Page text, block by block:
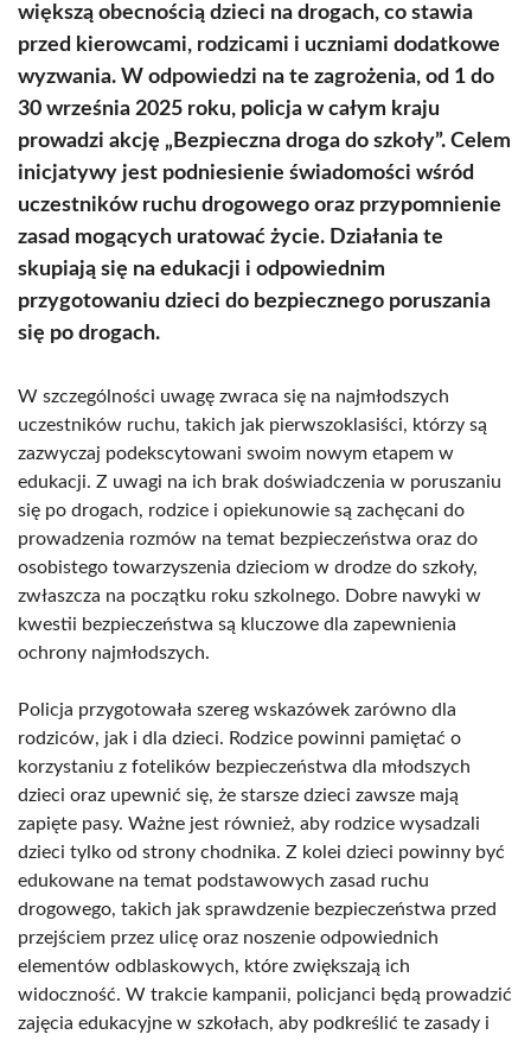
większą obecnością dzieci na drogach, co stawia
przed kierowcami, rodzicami i uczniami dodatkowe
wyzwania. W odpowiedzi na te zagrożenia, od 1 do
30 września 2025 roku, policja w całym kraju
prowadzi akcję „Bezpieczna droga do szkoły”. Celem
inicjatywy jest podniesienie świadomości wśród
uczestników ruchu drogowego oraz przypomnienie
zasad mogących uratować życie. Działania te
skupiają się na edukacji i odpowiednim
przygotowaniu dzieci do bezpiecznego poruszania
się po drogach.
W szczególności uwagę zwraca się na najmłodszych
uczestników ruchu, takich jak pierwszoklasiści, którzy są
zazwyczaj podekscytowani swoim nowym etapem w
edukacji. Z uwagi na ich brak doświadczenia w poruszaniu
się po drogach, rodzice i opiekunowie są zachęcani do
prowadzenia rozmów na temat bezpieczeństwa oraz do
osobistego towarzyszenia dzieciom w drodze do szkoły,
zwłaszcza na początku roku szkolnego. Dobre nawyki w
kwestii bezpieczeństwa są kluczowe dla zapewnienia
ochrony najmłodszych.
Policja przygotowała szereg wskazówek zarówno dla
rodziców, jak i dla dzieci. Rodzice powinni pamiętać o
korzystaniu z fotelików bezpieczeństwa dla młodszych
dzieci oraz upewnić się, że starsze dzieci zawsze mają
zapięte pasy. Ważne jest również, aby rodzice wysadzali
dzieci tylko od strony chodnika. Z kolei dzieci powinny być
edukowane na temat podstawowych zasad ruchu
drogowego, takich jak sprawdzenie bezpieczeństwa przed
przejściem przez ulicę oraz noszenie odpowiednich
elementów odblaskowych, które zwiększają ich
widoczność. W trakcie kampanii, policjanci będą prowadzić
zajęcia edukacyjne w szkołach, aby podkreślić te zasady i